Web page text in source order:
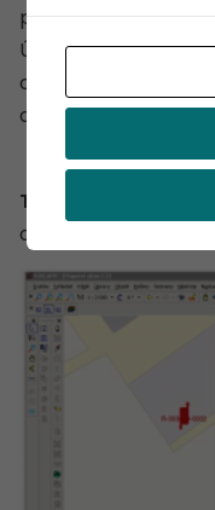
probíhá
Údaje o vlastníku se
objektu reklamy do
automaticky dle
Třetí vrstva
odstraněných reklam.